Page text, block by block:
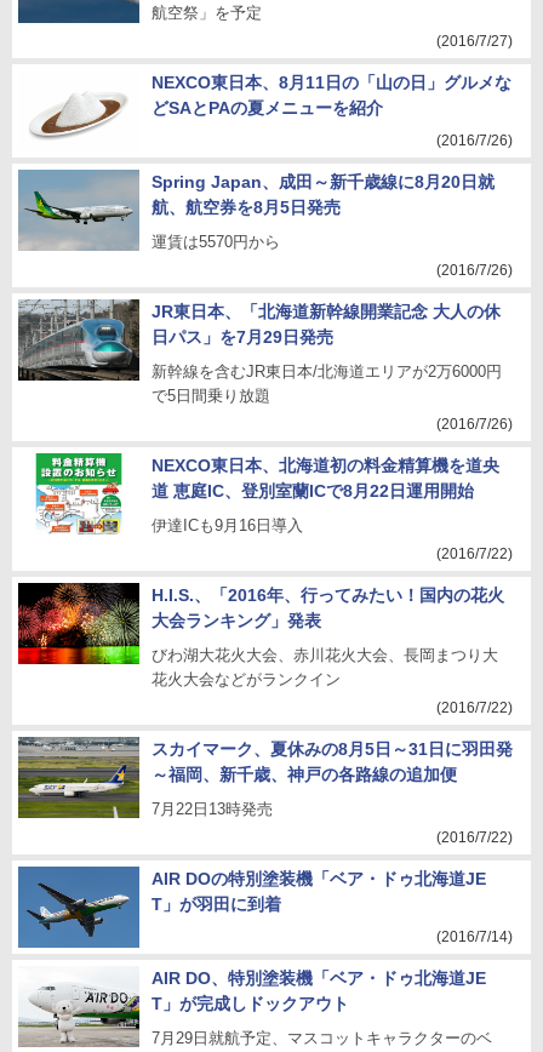
航空祭」を予定
(2016/7/27)
NEXCO東日本、8月11日の「山の日」グルメな
どSAとPAの夏メニューを紹介
(2016/7/26)
Spring Japan、成田～新千歳線に8月20日就
航、航空券を8月5日発売
運賃は5570円から
(2016/7/26)
JR東日本、「北海道新幹線開業記念 大人の休
日パス」を7月29日発売
新幹線を含むJR東日本/北海道エリアが2万6000円
で5日間乗り放題
(2016/7/26)
NEXCO東日本、北海道初の料金精算機を道央
道 恵庭IC、登別室蘭ICで8月22日運用開始
伊達ICも9月16日導入
(2016/7/22)
H.I.S.、「2016年、行ってみたい！国内の花火
大会ランキング」発表
びわ湖大花火大会、赤川花火大会、長岡まつり大
花火大会などがランクイン
(2016/7/22)
スカイマーク、夏休みの8月5日～31日に羽田発
～福岡、新千歳、神戸の各路線の追加便
7月22日13時発売
(2016/7/22)
AIR DOの特別塗装機「ベア・ドゥ北海道JE
T」が羽田に到着
(2016/7/14)
AIR DO、特別塗装機「ベア・ドゥ北海道JE
T」が完成しドックアウト
7月29日就航予定、マスコットキャラクターのベ